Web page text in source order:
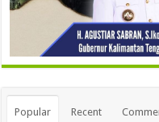
Popular Recent